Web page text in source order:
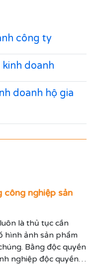
công ty
doanh
doanh hộ gia
công nghiệp sản
là thủ tục cần
hình ảnh sản phẩm
Bằng độc quyền
nghiệp độc quyền